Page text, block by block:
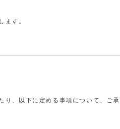
ます。
、以下に定める事項について、ご承